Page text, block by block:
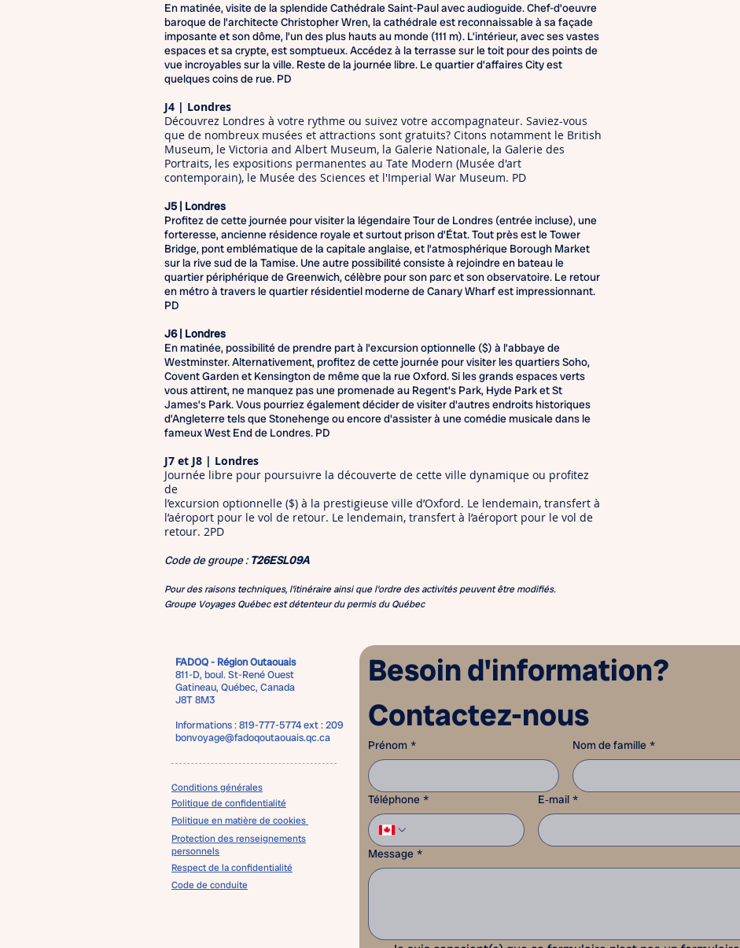
En matinée, visite de la splendide Cathédrale Saint-Paul avec audioguide. Chef-d’oeuvre
baroque de l’architecte Christopher Wren, la cathédrale est reconnaissable à sa façade
imposante et son dôme, l’un des plus hauts au monde (111 m). L’intérieur, avec ses vastes
espaces et sa crypte, est somptueux. Accédez à la terrasse sur le toit pour des points de
vue incroyables sur la ville. Reste de la journée libre. Le quartier d’affaires City est
quelques coins de rue. PD
J4 | Londres
Découvrez Londres à votre rythme ou suivez votre accompagnateur. Saviez-vous
que de nombreux musées et attractions sont gratuits? Citons notamment le British
Museum, le Victoria and Albert Museum, la Galerie Nationale, la Galerie des
Portraits, les expositions permanentes au Tate Modern (Musée d'art
contemporain), le Musée des Sciences et l'Imperial War Museum. PD
J5 | Londres
Profitez de cette journée pour visiter la légendaire Tour de Londres (entrée incluse), une
forteresse, ancienne résidence royale et surtout prison d’État. Tout près est le Tower
Bridge, pont emblématique de la capitale anglaise, et l’atmosphérique Borough Market
sur la rive sud de la Tamise. Une autre possibilité consiste à rejoindre en bateau le
quartier périphérique de Greenwich, célèbre pour son parc et son observatoire. Le retour
en métro à travers le quartier résidentiel moderne de Canary Wharf est impressionnant.
PD
J6 | Londres
En matinée, possibilité de prendre part à l’excursion optionnelle ($) à l’abbaye de
Westminster. Alternativement, profitez de cette journée pour visiter les quartiers Soho,
Covent Garden et Kensington de même que la rue Oxford. Si les grands espaces verts
vous attirent, ne manquez pas une promenade au Regent's Park, Hyde Park et St
James’s Park. Vous pourriez également décider de visiter d'autres endroits historiques
d’Angleterre tels que Stonehenge ou encore d'assister à une comédie musicale dans le
fameux West End de Londres. PD
J7 et J8 | Londres
Journée libre pour poursuivre la découverte de cette ville dynamique ou profitez
de
l’excursion optionnelle ($) à la prestigieuse ville d’Oxford. Le lendemain, transfert à
l’aéroport pour le vol de retour. Le lendemain, transfert à l’aéroport pour le vol de
retour. 2PD
Code de groupe : T26ESL09A
Pour des raisons techniques, l'itinéraire ainsi que l'ordre des activités peuvent être modifiés.
Groupe Voyages Québec est détenteur du permis du Québec
FADOQ - Région Outaouais
811-D, boul. St-René Ouest
Gatineau, Québec, Canada
J8T 8M3
Informations : 819-777-5774 ext : 209
bonvoyage@fadoqoutaouais.qc.ca
Conditions générales
Politique de confidentialité
Politique en matière de cookies
Protection des renseignements
personnels
Respect de la confidentialité
Code de conduite
Contactez-nous
Prénom * Nom de famille *
Téléphone * E‑mail *
Message *